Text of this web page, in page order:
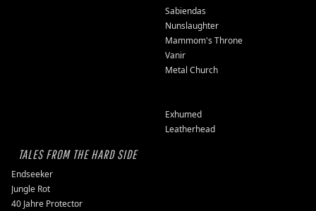
Sabiendas
Nunslaughter
Mammom's Throne
Vanir
Metal Church
Exhumed
Leatherhead
TALES FROM THE HARD SIDE
Endseeker
Jungle Rot
40 Jahre Protector